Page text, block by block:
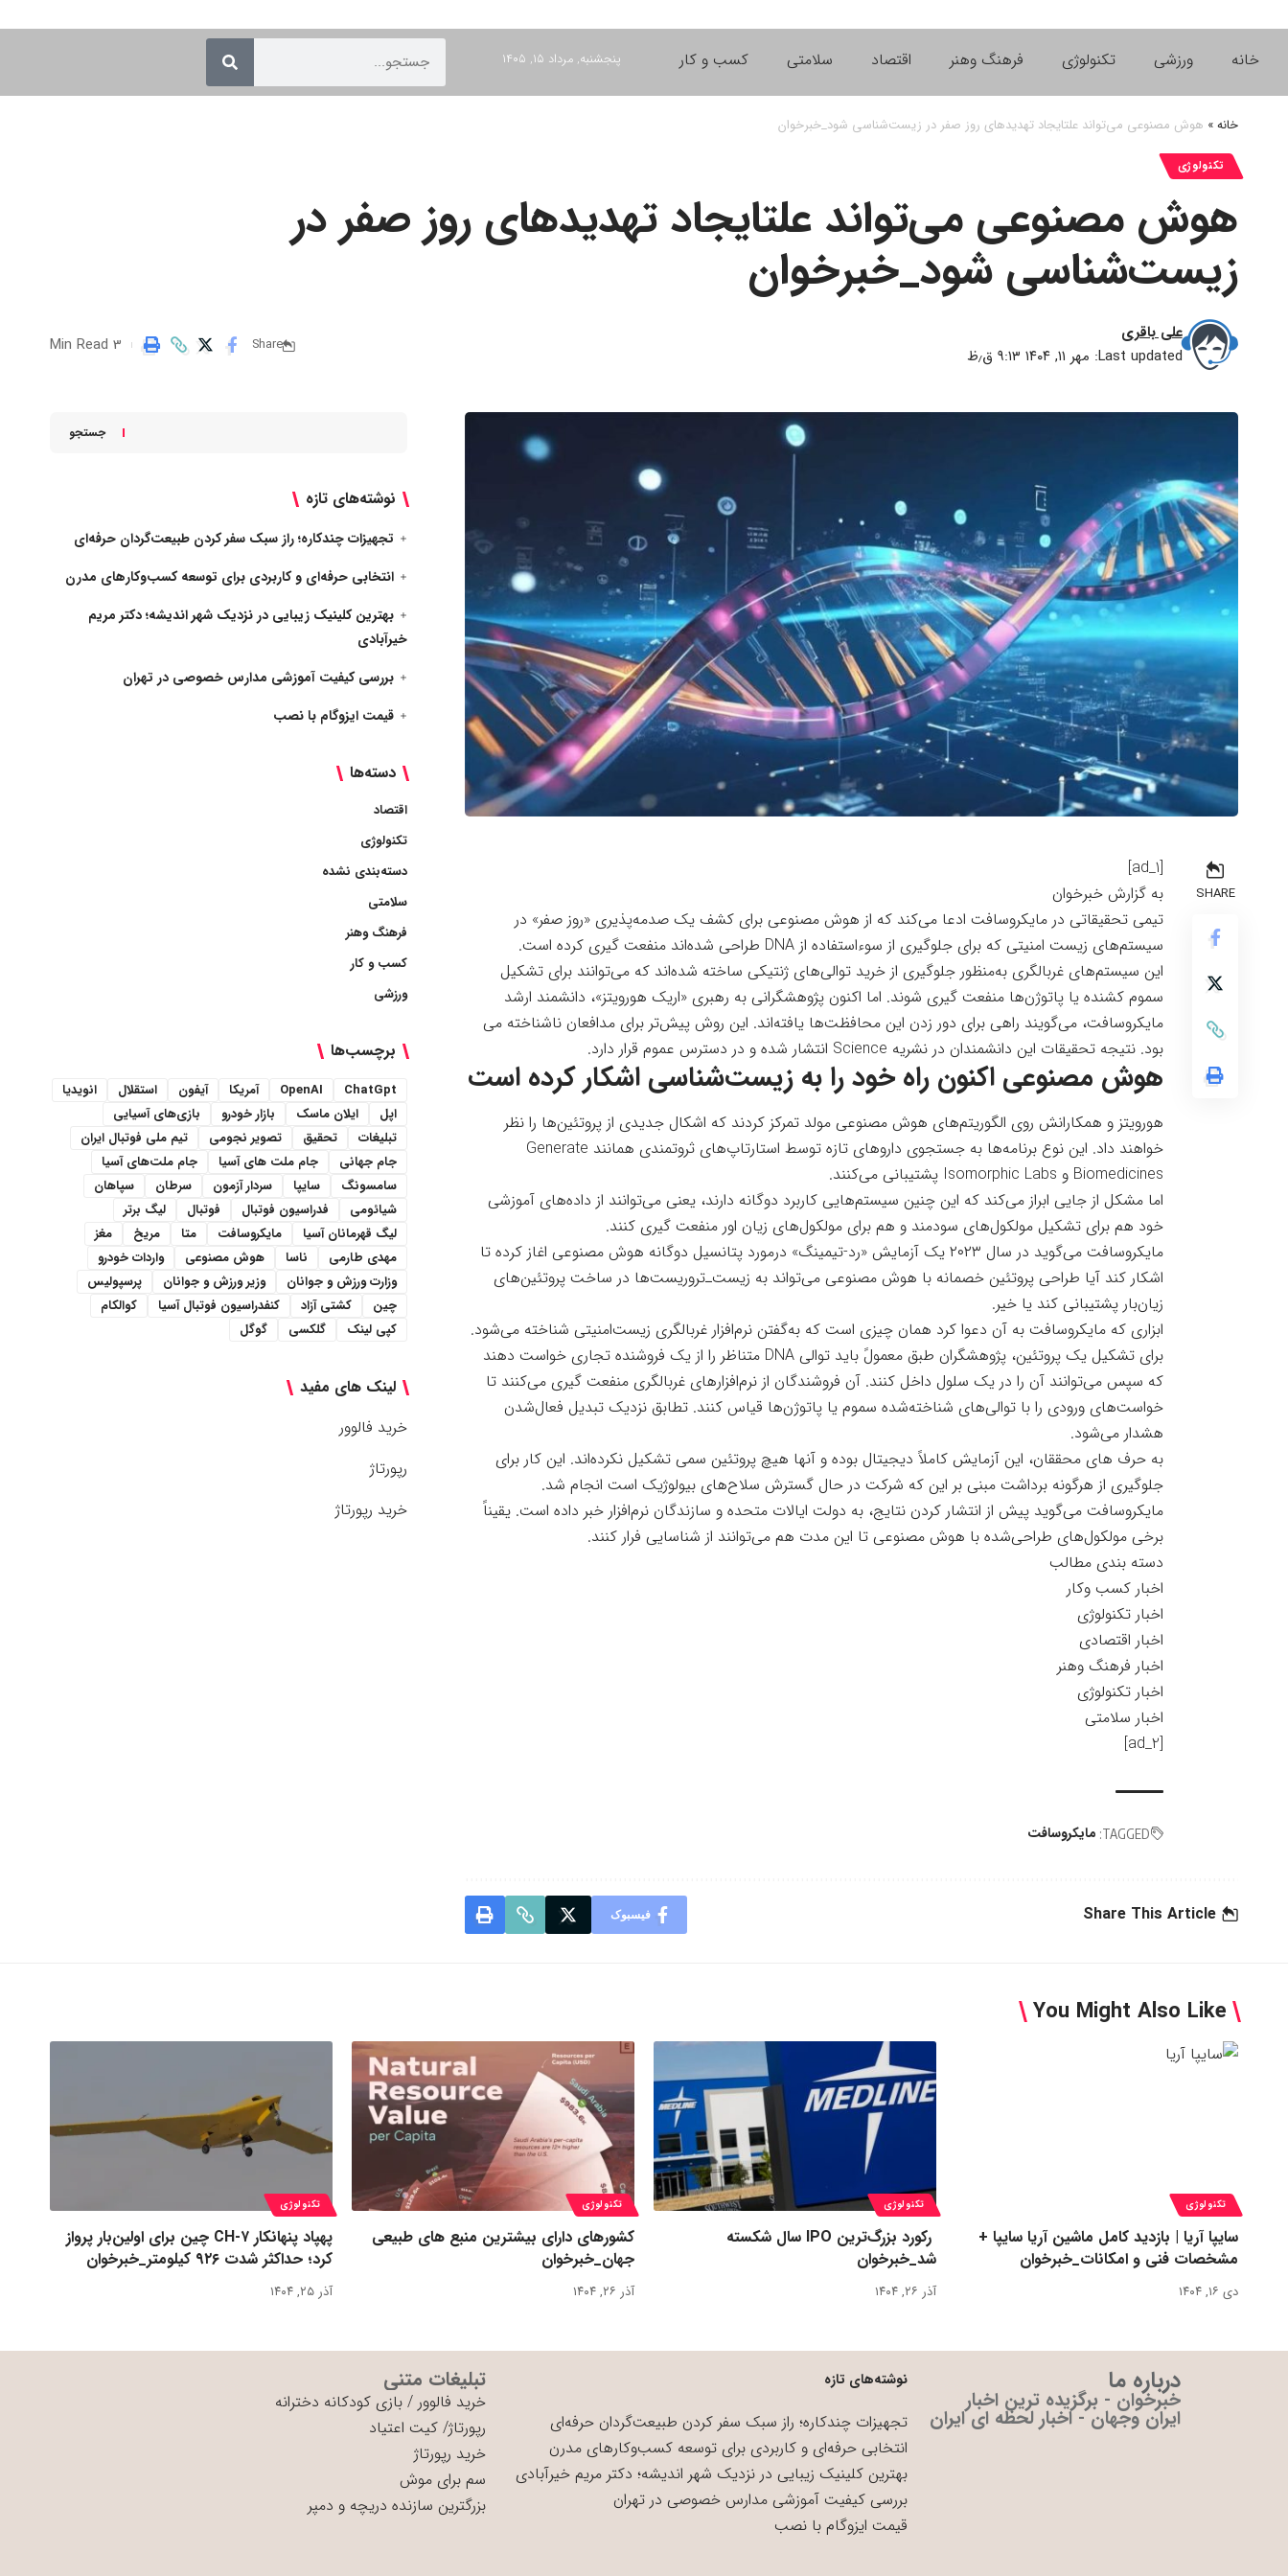
خانه ورزشی تکنولوژی فرهنگ وهنر اقتصاد سلامتی کسب و کار پنجشنبه, مرداد ۱۵, ۱۴۰۵
خانه» هوش مصنوعی می‌تواند علتایجاد تهدیدهای روز صفر در زیست‌شناسی شود_خبرخوان
تکنولوژی
هوش مصنوعی می‌تواند علتایجاد تهدیدهای روز صفر در
زیست‌شناسی شود_خبرخوان
Last updated: مهر ۱۱, ۱۴۰۴ ۹:۱۳ ق٫ظ
علی باقری
Share
3 Min Read
SHARE
[ad_1]
به گزارش خبرخوان
تیمی تحقیقاتی در مایکروسافت ادعا می‌کند که از هوش مصنوعی برای کشف یک صدمه‌پذیری «روز صفر» در
سیستم‌های زیست امنیتی که برای جلوگیری از سوءاستفاده از DNA طراحی شده‌اند منفعت گیری کرده است.
این سیستم‌های غربالگری به‌منظور جلوگیری از خرید توالی‌های ژنتیکی ساخته شده‌اند که می‌توانند برای تشکیل
سموم کشنده یا پاتوژن‌ها منفعت گیری شوند. اما اکنون پژوهشگرانی به رهبری «اریک هورویتز»، دانشمند ارشد
مایکروسافت، می‌گویند راهی برای دور زدن این محافظت‌ها یافته‌اند. این روش پیش‌تر برای مدافعان ناشناخته می
بود. نتیجه تحقیقات این دانشمندان در نشریه Science انتشار شده و در دسترس عموم قرار دارد.
هوش مصنوعی اکنون راه خود را به زیست‌شناسی اشکار کرده است
هورویتز و همکارانش روی الگوریتم‌های هوش مصنوعی مولد تمرکز کردند که اشکال جدیدی از پروتئین‌ها را نظر
خواهند داد. این نوع برنامه‌ها به جستجوی داروهای تازه توسط استارتاپ‌های ثروتمندی همانند Generate
Biomedicines و Isomorphic Labs پشتیبانی می‌کنند.
اما مشکل از جایی ابراز می‌کند که این چنین سیستم‌هایی کاربرد دوگانه دارند، یعنی می‌توانند از داده‌های آموزشی
خود هم برای تشکیل مولکول‌های سودمند و هم برای مولکول‌های زیان اور منفعت گیری کنند.
مایکروسافت می‌گوید در سال ۲۰۲۳ یک آزمایش «رد-تیمینگ» درمورد پتانسیل دوگانه هوش مصنوعی اغاز کرده تا
اشکار کند آیا طراحی پروتئین خصمانه با هوش مصنوعی می‌تواند به زیست‌ـ‌تروریست‌ها در ساخت پروتئین‌های
زیان‌بار پشتیبانی کند یا خیر.
ابزاری که مایکروسافت به آن دعوا کرد همان چیزی است که به‌گفتن نرم‌افزار غربالگری زیست‌امنیتی شناخته می‌شود.
برای تشکیل یک پروتئین، پژوهشگران طبق معمولً باید توالی DNA متناظر را از یک فروشنده تجاری خواست دهند
که سپس می‌توانند آن را در یک سلول داخل کنند. آن فروشندگان از نرم‌افزارهای غربالگری منفعت گیری می‌کنند تا
خواست‌های ورودی را با توالی‌های شناخته‌شده سموم یا پاتوژن‌ها قیاس کنند. تطابق نزدیک تبدیل فعال‌شدن
هشدار می‌شود.
به حرف های محققان، این آزمایش کاملاً دیجیتال بوده و آنها هیچ پروتئین سمی تشکیل نکرده‌اند. این کار برای
جلوگیری از هرگونه برداشت مبنی بر این که شرکت در حال گسترش سلاح‌های بیولوژیک است انجام شد.
مایکروسافت می‌گوید پیش از انتشار کردن نتایج، به دولت ایالات متحده و سازندگان نرم‌افزار خبر داده است. یقیناً
برخی مولکول‌های طراحی‌شده با هوش مصنوعی تا این مدت هم می‌توانند از شناسایی فرار کنند.
دسته بندی مطالب
اخبار کسب وکار
اخبار تکنولوژی
اخبار اقتصادی
اخبار فرهنگ وهنر
اخبار تکنولوژی
اخبار سلامتی
[ad_2]
TAGGED: مایکروسافت
Share This Article فیسبوک
جستجو
نوشته‌های تازه
تجهیزات چندکاره؛ راز سبک سفر کردن طبیعت‌گردان حرفه‌ای
انتخابی حرفه‌ای و کاربردی برای توسعه کسب‌وکارهای مدرن
بهترین کلینیک زیبایی در نزدیک شهر اندیشه؛ دکتر مریم
خیرآبادی
بررسی کیفیت آموزشی مدارس خصوصی در تهران
قیمت ایزوگام با نصب
دسته‌ها
اقتصاد
تکنولوژی
دسته‌بندی نشده
سلامتی
فرهنگ وهنر
کسب و کار
ورزشی
برچسب‌ها
ChatGpt
OpenAI آمریکا آیفون استقلال
انویدیا
اپل
ایلان ماسک بازار خودرو
بازی‌های آسیایی
تبلیغات
تحقیق تصویر نجومی
تیم ملی فوتبال ایران
جام جهانی
جام ملت های آسیا
جام ملت‌های آسیا
سامسونگ
سایپا سردار آزمون سرطان
سپاهان
شیائومی
فدراسیون فوتبال فوتبال
لیگ برتر
لیگ قهرمانان آسیا
مایکروسافت متا مریخ
مغز
مهدی طارمی
ناسا هوش مصنوعی
واردات خودرو
وزارت ورزش و جوانان
وزیر ورزش و جوانان
پرسپولیس
چین
کشتی آزاد کنفدراسیون فوتبال آسیا
کوالکام
کپی لینک
گلکسی گوگل
لینک های مفید
خرید فالوور
رپورتاژ
خرید رپورتاژ
You Might Also Like
تکنولوژی
سایپا آریا | بازدید کامل ماشین آریا سایپا +
مشخصات فنی و امکانات_خبرخوان
دی ۱۶, ۱۴۰۴
تکنولوژی
رکورد بزرگ‌ترین IPO سال شکسته
شد_خبرخوان
آذر ۲۶, ۱۴۰۴
تکنولوژی
کشورهای دارای بیشترین منبع های طبیعی
جهان_خبرخوان
آذر ۲۶, ۱۴۰۴
تکنولوژی
پهپاد پنهانکار CH-۷ چین برای اولین‌بار پرواز
کرد؛ حداکثر شدت ۹۲۶ کیلومتر_خبرخوان
آذر ۲۵, ۱۴۰۴
درباره ما
خبرخوان - برگزیده ترین اخبار
ایران وجهان - اخبار لحظه ای ایران
نوشته‌های تازه
تجهیزات چندکاره؛ راز سبک سفر کردن طبیعت‌گردان حرفه‌ای
انتخابی حرفه‌ای و کاربردی برای توسعه کسب‌وکارهای مدرن
بهترین کلینیک زیبایی در نزدیک شهر اندیشه؛ دکتر مریم خیرآبادی
بررسی کیفیت آموزشی مدارس خصوصی در تهران
قیمت ایزوگام با نصب
تبلیغات متنی
خرید فالوور /بازی کودکانه دخترانه
رپورتاژ/کیت اعتیاد
خرید رپورتاژ
سم برای موش
بزرگترین سازنده دریچه و دمپر